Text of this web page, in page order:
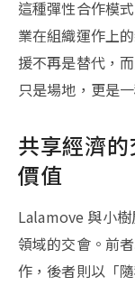
這種彈性合作模
業在組織運作上
援不再是替代，
只是場地，更是
共享經濟
價值
Lalamove 與小
領域的交會。前
作，後者則以「